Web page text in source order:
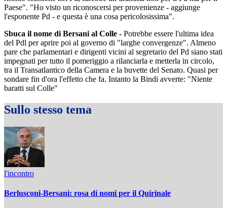
Paese". "Ho visto un riconoscersi per provenienze - aggiunge
l'esponente Pd - e questa è una cosa pericolosissima".
Sbuca il nome di Bersani al Colle - Potrebbe essere l'ultima idea
del Pdl per aprire poi al governo di "larghe convergenze". Almeno
pare che parlamentari e dirigenti vicini al segretario del Pd siano stati
impegnati per tutto il pomeriggio a rilanciarla e metterla in circolo,
tra il Transatlantico della Camera e la buvette del Senato. Quasi per
sondare fin d'ora l'effetto che fa. Intanto la Bindi avverte: "Niente
baratti sul Colle"
Sullo stesso tema
l'incontro
Berlusconi-Bersani: rosa di nomi per il Quirinale